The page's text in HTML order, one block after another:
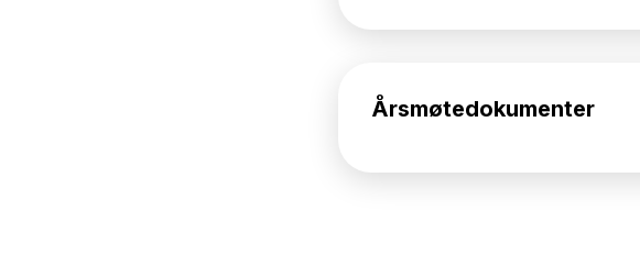
Årsmøtedokumenter